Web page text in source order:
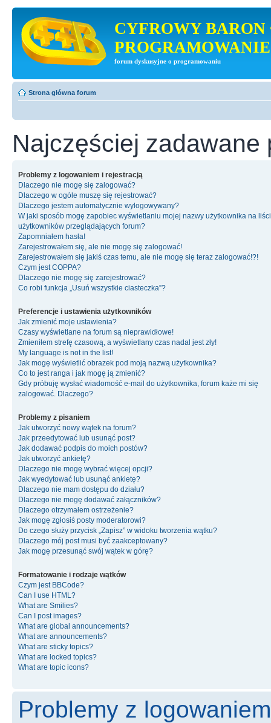
CYFROWY BARON
PROGRAMOWANIE
forum dyskusyjne o programowaniu
Strona główna forum
Najczęściej zadawane
Problemy z logowaniem i rejestracją
Dlaczego nie mogę się zalogować?
Dlaczego w ogóle muszę się rejestrować?
Dlaczego jestem automatycznie wylogowywany?
W jaki sposób mogę zapobiec wyświetlaniu mojej nazwy użytkownika na
użytkowników przeglądających forum?
Zapomniałem hasła!
Zarejestrowałem się, ale nie mogę się zalogować!
Zarejestrowałem się jakiś czas temu, ale nie mogę się teraz zalogować!?!
Czym jest COPPA?
Dlaczego nie mogę się zarejestrować?
Co robi funkcja „Usuń wszystkie ciasteczka”?
Preferencje i ustawienia użytkowników
Jak zmienić moje ustawienia?
Czasy wyświetlane na forum są nieprawidłowe!
Zmieniłem strefę czasową, a wyświetlany czas nadal jest zły!
My language is not in the list!
Jak mogę wyświetlić obrazek pod moją nazwą użytkownika?
Co to jest ranga i jak mogę ją zmienić?
Gdy próbuję wysłać wiadomość e-mail do użytkownika, forum każe mi się
zalogować. Dlaczego?
Problemy z pisaniem
Jak utworzyć nowy wątek na forum?
Jak przeedytować lub usunąć post?
Jak dodawać podpis do moich postów?
Jak utworzyć ankietę?
Dlaczego nie mogę wybrać więcej opcji?
Jak wyedytować lub usunąć ankietę?
Dlaczego nie mam dostępu do działu?
Dlaczego nie mogę dodawać załączników?
Dlaczego otrzymałem ostrzeżenie?
Jak mogę zgłosiś posty moderatorowi?
Do czego służy przycisk „Zapisz” w widoku tworzenia wątku?
Dlaczego mój post musi być zaakceptowany?
Jak mogę przesunąć swój wątek w górę?
Formatowanie i rodzaje wątków
Czym jest BBCode?
Can I use HTML?
What are Smilies?
Can I post images?
What are global announcements?
What are announcements?
What are sticky topics?
What are locked topics?
What are topic icons?
Problemy z